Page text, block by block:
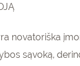
novatoriška
sąvoką,